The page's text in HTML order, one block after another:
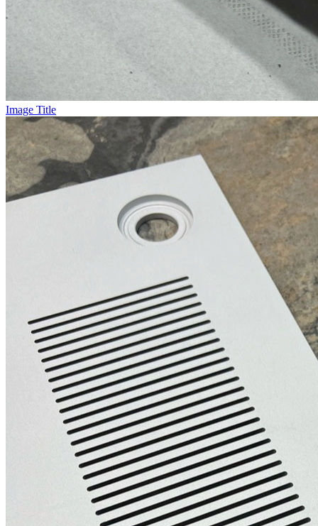
Image Title